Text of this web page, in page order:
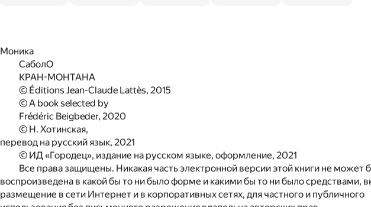
Моника
СаболО
КРАН-МОНТАНА
© Éditions Jean-Claude Lattès, 2015
© A book selected by
Frédéric Beigbeder, 2020
© Н. Хотинская,
перевод на русский язык, 2021
© ИД «Городец», издание на русском языке, оформление, 2021
Все права защищены. Никакая часть электронной версии этой книги не может
воспроизведена в какой бы то ни было форме и какими бы то ни было средствами,
размещение в сети Интернет и в корпоративных сетях, для частного и публичного